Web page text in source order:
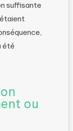
suffisante
été
ou